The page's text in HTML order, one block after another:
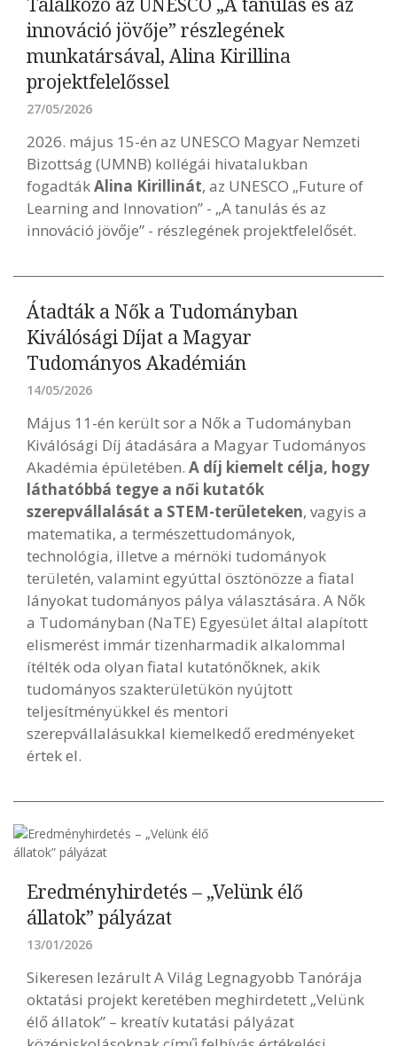
innováció jövője” részlegének
munkatársával, Alina Kirillina
projektfelelőssel
27/05/2026
2026. május 15-én az UNESCO Magyar Nemzeti
Bizottság (UMNB) kollégái hivatalukban
fogadtákAlina Kirillinát, az UNESCO „Future of
Learning and Innovation” - „A tanulás és az
innováció jövője” - részlegének projektfelelősét.
Átadták a Nők a Tudományban
Kiválósági Díjat a Magyar
Tudományos Akadémián
14/05/2026
Május 11-én került sor a Nők a Tudományban
Kiválósági Díj átadására a Magyar Tudományos
Akadémia épületében. A díj kiemelt célja, hogy
láthatóbbá tegye a női kutatók
szerepvállalását a STEM-területeken, vagyis a
matematika, a természettudományok,
technológia, illetve a mérnöki tudományok
területén, valamint egyúttal ösztönözze a fiatal
lányokat tudományos pálya választására. A Nők
a Tudományban (NaTE) Egyesület által alapított
elismerést immár tizenharmadik alkalommal
ítélték oda olyan fiatal kutatónőknek, akik
tudományos szakterületükön nyújtott
teljesítményükkel és mentori
szerepvállalásukkal kiemelkedő eredményeket
értek el.
Eredményhirdetés – „Velünk élő
állatok” pályázat
13/01/2026
Sikeresen lezárult A Világ Legnagyobb Tanórája
oktatási projekt keretében meghirdetett „Velünk
élő állatok” – kreatív kutatási pályázat